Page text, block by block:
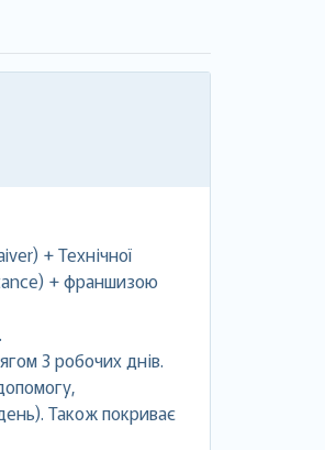
+ Технічної
+ франшизою
3 робочих днів.
Також покриває